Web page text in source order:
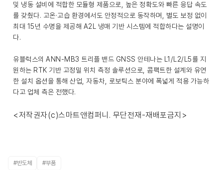
및 냉동 설비에 적합한 모듈형 제품으로, 높은 정확도와 빠른 응답 속도
를 갖췄다. 고온·고습 환경에서도 안정적으로 동작하며, 별도 보정 없이
최대 15년 수명을 제공해 A2L 냉매 기반 시스템에 적합하다는 설명이
다.
유블럭스의 ANN-MB3 트리플 밴드 GNSS 안테나는 L1/L2/L5를 지
원하는 RTK 기반 고정밀 위치 측정 솔루션으로, 콤팩트한 설계와 유연
한 설치 옵션을 통해 산업, 자동차, 로보틱스 분야에 폭넓게 적용 가능하
다고 업체 측은 전했다.
<저작권자(c)스마트앤컴퍼니. 무단전재-재배포금지>
#반도체 #부품